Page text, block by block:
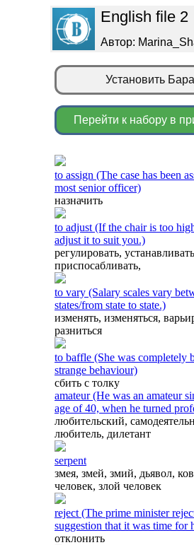
English file 2
Автор:
Установить
Перейти к набору в
to assign (The case has been
most senior officer)
назначить
to adjust (If the chair is too
adjust it to suit you.)
регулировать,
приспосабливать,
to vary (Salary scales vary
states/from state to state.)
изменять, изменяться,
разниться
to baffle (She was completely
strange behaviour)
сбить с толку
amateur (He was an amateur
age of 40, when he turned
любительский,
любитель, дилетант
serpent
змея, змей, змий, дьявол,
человек, злой человек
reject (The prime minister
suggestion that it was time for
отклонить